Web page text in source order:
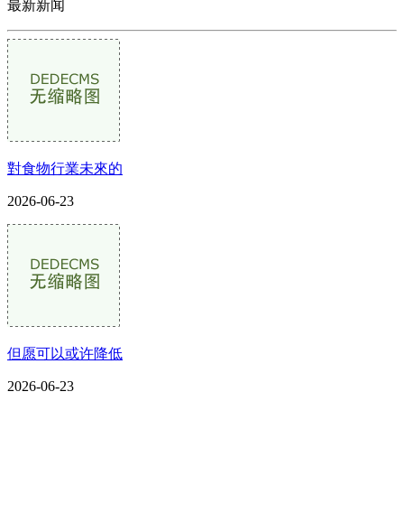
最新新闻
對食物行業未來的
2026-06-23
但愿可以或许降低
2026-06-23